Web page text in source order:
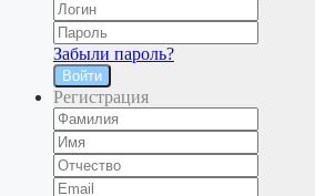
Забыли пароль?
Войти
Регистрация